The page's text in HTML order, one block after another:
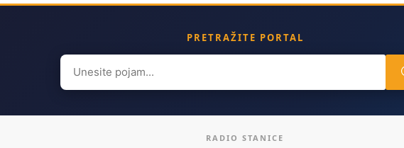
PRETRAŽITE PORTAL
Search
for:
RADIO STANICE